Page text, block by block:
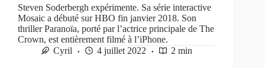
Steven Soderbergh expérimente. Sa série interactive
Mosaic a débuté sur HBO fin janvier 2018. Son
thriller Paranoïa, porté par l’actrice principale de The
Crown, est entièrement filmé à l’iPhone.
Cyril
4 juillet 2022 2 min